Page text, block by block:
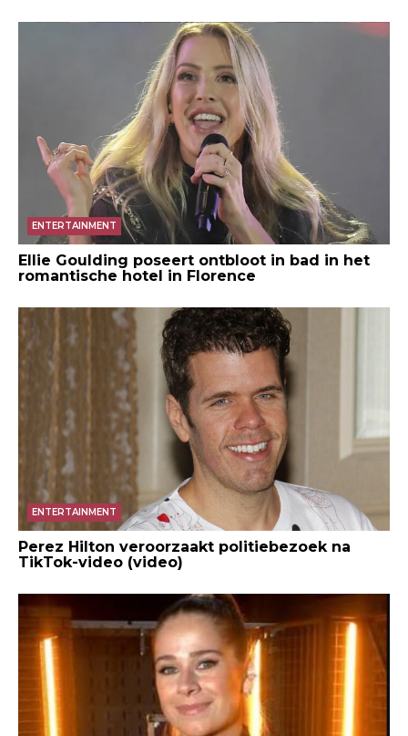
ENTERTAINMENT
Ellie Goulding poseert ontbloot in bad in het
romantische hotel in Florence
ENTERTAINMENT
Perez Hilton veroorzaakt politiebezoek na
TikTok-video (video)